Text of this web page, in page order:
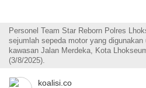
Personel Team Star Reborn Polres
sejumlah sepeda motor yang
kawasan Jalan Merdeka, Kota
(3/8/2025).
koalisi.co